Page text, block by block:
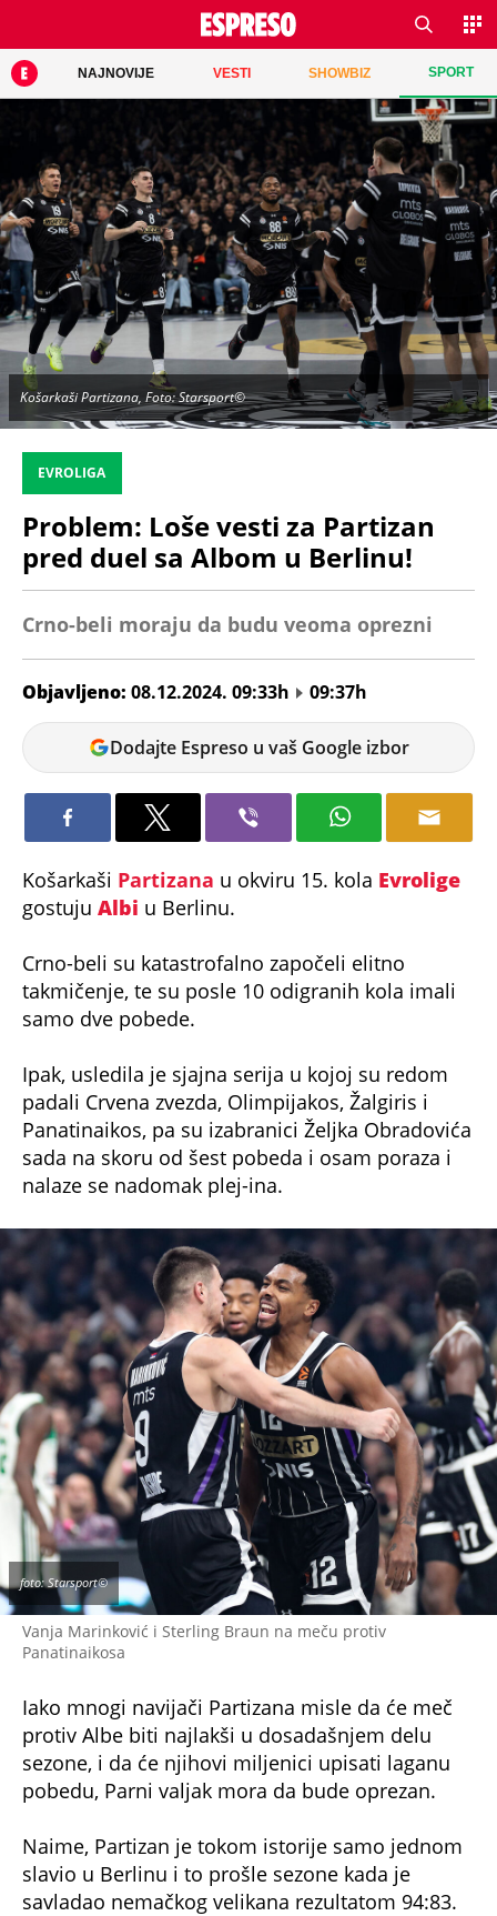
NAJNOVIJE VESTI SHOWBIZ SPORT
Košarkaši Partizana, Foto: Starsport©
EVROLIGA
Problem: Loše vesti za Partizan
pred duel sa Albom u Berlinu!
Crno-beli moraju da budu veoma oprezni
Objavljeno: 08.12.2024. 09:33h
09:37h
Andrej
Kosić
Dodajte Espreso u vaš Google izbor
Košarkaši Partizana u okviru 15. kola Evrolige
gostuju Albi u Berlinu.
Crno-beli su katastrofalno započeli elitno
takmičenje, te su posle 10 odigranih kola imali
samo dve pobede.
Ipak, usledila je sjajna serija u kojoj su redom
padali Crvena zvezda, Olimpijakos, Žalgiris i
Panatinaikos, pa su izabranici Željka Obradovića
sada na skoru od šest pobeda i osam poraza i
nalaze se nadomak plej-ina.
Vanja Marinković i Sterling Braun na meču protiv
Panatinaikosa
foto: Starsport©
Iako mnogi navijači Partizana misle da će meč
protiv Albe biti najlakši u dosadašnjem delu
sezone, i da će njihovi miljenici upisati laganu
pobedu, Parni valjak mora da bude oprezan.
Naime, Partizan je tokom istorije samo jednom
slavio u Berlinu i to prošle sezone kada je
savladao nemačkog velikana rezultatom 94:83.